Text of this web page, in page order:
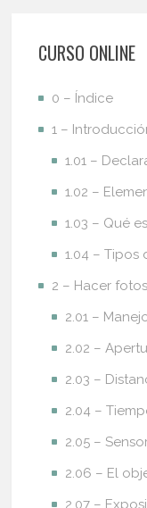
CURSO ONLINE
0 – Índice
1 –
1.01 –
1.02 –
1.03 – Qué
1.04 – Tipos
2 – Hacer fotos
2.01 –
2.02 –
2.03 –
2.04 –
2.05 –
2.06 – El
2.07 –